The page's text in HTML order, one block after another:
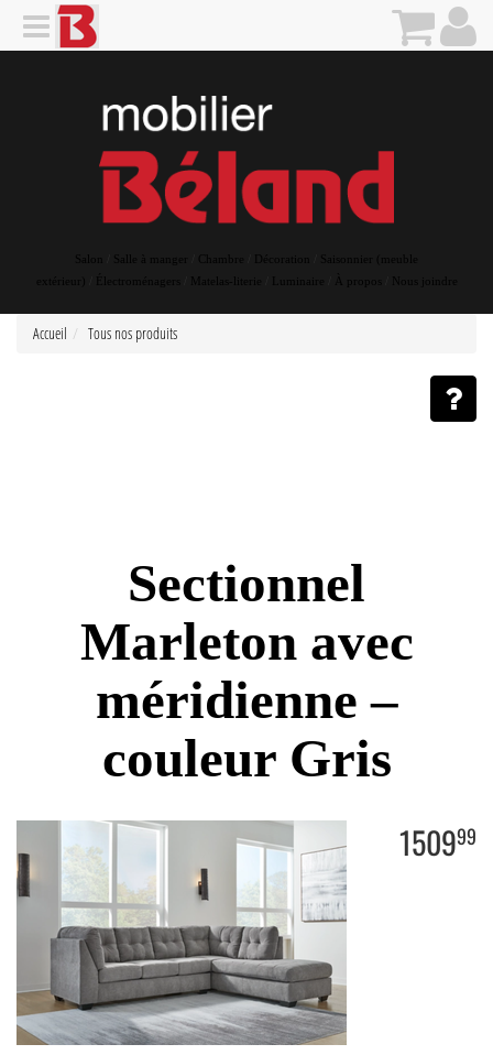
Salon Salle à manger Décoration
Saisonnier (meuble
extérieur)
Matelas-literie Luminaire Nous joindre
Accueil Tous nos produits
Sectionnel
Marleton avec
méridienne –
couleur Gris
150999